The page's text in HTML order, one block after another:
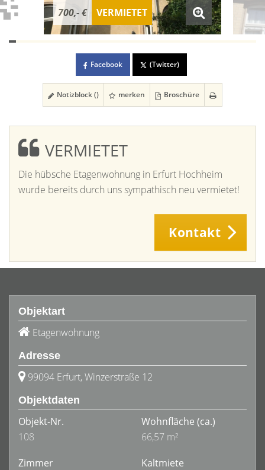
700,- € VERMIETET
Facebook (Twitter)
Notizblock () merken Broschüre
VERMIETET
Die hübsche Etagenwohnung in Erfurt Hochheim
wurde bereits durch uns sympathisch neu vermietet!
Kontakt
Objektart
Etagenwohnung
Adresse
99094 Erfurt, Winzerstraße 12
Objektdaten
Objekt-Nr.
108
Wohnfläche (ca.)
66,57 m²
Zimmer
Kaltmiete